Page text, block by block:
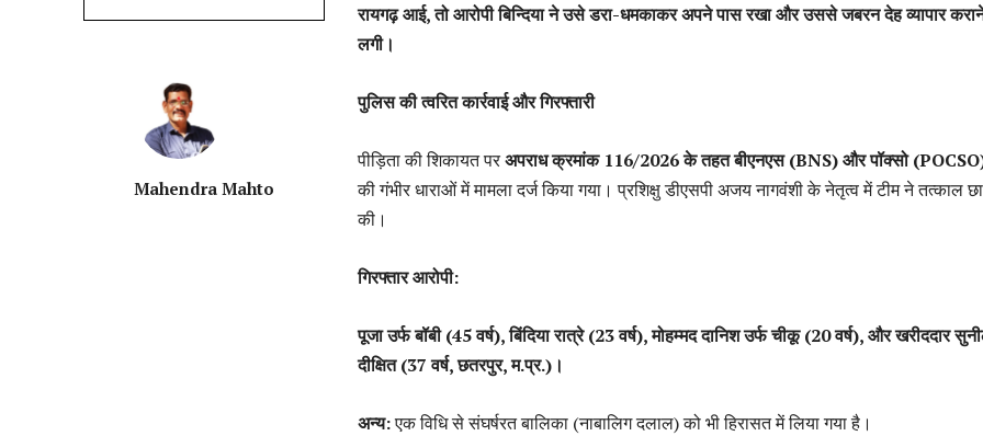
Mahendra Mahto
रायगढ़ आई, तो आरोपी बिन्दिया ने उसे डरा-धमकाकर अपने पास रखा और उससे जबरन देह व्यापार
लगी।
पुलिस की त्वरित कार्रवाई और गिरफ्तारी
पीड़िता की शिकायत परअपराध क्रमांक 116/2026 के तहत बीएनएस (BNS) और पॉक्सो
की गंभीर धाराओं में मामला दर्ज किया गया। प्रशिक्षु डीएसपी अजय नागवंशी के नेतृत्व में टीम ने तत्काल
की।
गिरफ्तार आरोपी:
पूजा उर्फ बॉबी (45 वर्ष), बिंदिया रात्रे (23 वर्ष), मोहम्मद दानिश उर्फ चीकू (20 वर्ष), और खरीददार
दीक्षित (37 वर्ष, छतरपुर, म.प्र.)।
अन्य:एक विधि से संघर्षरत बालिका (नाबालिग दलाल) को भी हिरासत में लिया गया है।